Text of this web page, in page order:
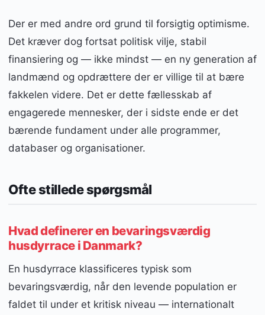
Der er med andre ord grund til forsigtig optimisme.
Det kræver dog fortsat politisk vilje, stabil
finansiering og — ikke mindst — en ny generation af
landmænd og opdrættere der er villige til at bære
fakkelen videre. Det er dette fællesskab af
engagerede mennesker, der i sidste ende er det
bærende fundament under alle programmer,
databaser og organisationer.
Ofte stillede spørgsmål
Hvad definerer en bevaringsværdig
husdyrrace i Danmark?
En husdyrrace klassificeres typisk som
bevaringsværdig, når den levende population er
faldet til under et kritisk niveau — internationalt